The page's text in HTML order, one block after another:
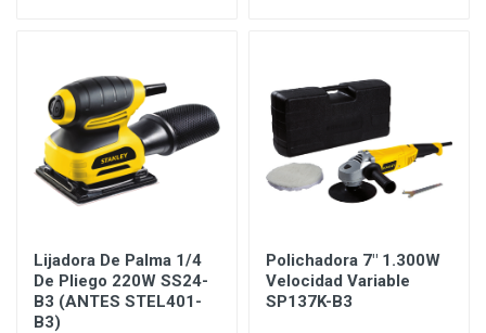
Lijadora De Palma 1/4
De Pliego 220W SS24-
B3 (ANTES STEL401-
B3)
Polichadora 7" 1.300W
Velocidad Variable
SP137K-B3